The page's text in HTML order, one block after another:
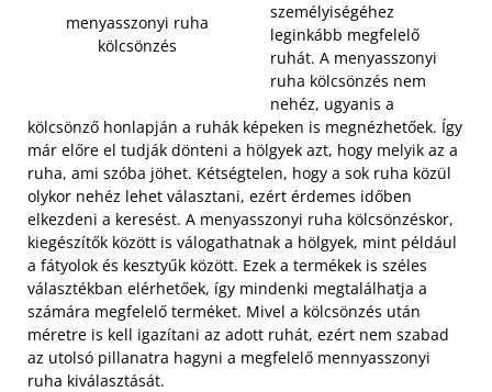
menyasszonyi ruha
kölcsönzés
személyiségéhez
leginkább megfelelő
ruhát. A menyasszonyi
ruha kölcsönzés nem
nehéz, ugyanis a
kölcsönző honlapján a ruhák képeken is megnézhetőek. Így
már előre el tudják dönteni a hölgyek azt, hogy melyik az a
ruha, ami szóba jöhet. Kétségtelen, hogy a sok ruha közül
olykor nehéz lehet választani, ezért érdemes időben
elkezdeni a keresést. A menyasszonyi ruha kölcsönzéskor,
kiegészítők között is válogathatnak a hölgyek, mint például
a fátyolok és kesztyűk között. Ezek a termékek is széles
választékban elérhetőek, így mindenki megtalálhatja a
számára megfelelő terméket. Mivel a kölcsönzés után
méretre is kell igazítani az adott ruhát, ezért nem szabad
az utolsó pillanatra hagyni a megfelelő mennyasszonyi
ruha kiválasztását.